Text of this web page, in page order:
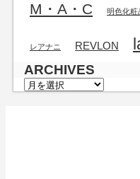
M・A・C 明色化粧
レアナニ REVLON
ARCHIVES
ARCHIVES